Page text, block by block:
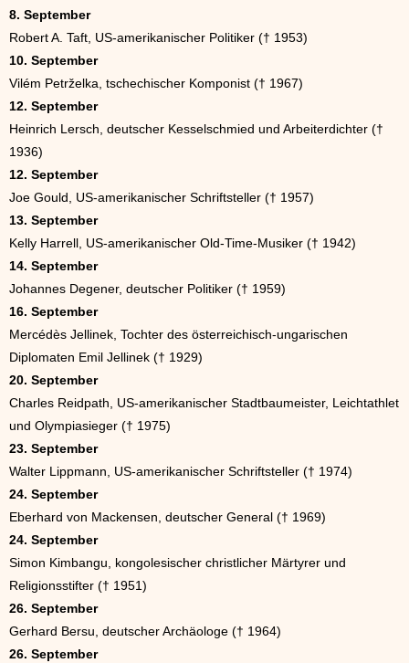
8. September
Robert A. Taft, US-amerikanischer Politiker († 1953)
10. September
Vilém Petrželka, tschechischer Komponist († 1967)
12. September
Heinrich Lersch, deutscher Kesselschmied und Arbeiterdichter (†
1936)
12. September
Joe Gould, US-amerikanischer Schriftsteller († 1957)
13. September
Kelly Harrell, US-amerikanischer Old-Time-Musiker († 1942)
14. September
Johannes Degener, deutscher Politiker († 1959)
16. September
Mercédès Jellinek, Tochter des österreichisch-ungarischen
Diplomaten Emil Jellinek († 1929)
20. September
Charles Reidpath, US-amerikanischer Stadtbaumeister, Leichtathlet
und Olympiasieger († 1975)
23. September
Walter Lippmann, US-amerikanischer Schriftsteller († 1974)
24. September
Eberhard von Mackensen, deutscher General († 1969)
24. September
Simon Kimbangu, kongolesischer christlicher Märtyrer und
Religionsstifter († 1951)
26. September
Gerhard Bersu, deutscher Archäologe († 1964)
26. September